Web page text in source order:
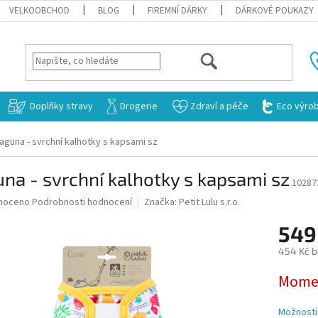
VELKOOBCHOD BLOG FIREMNÍ DÁRKY DÁRKOVÉ POUKAZY
HLEDAT
Doplňky stravy Drogerie Zdraví a péče Eco
- svrchní kalhotky s kapsami sz
- svrchní kalhotky s kapsami sz
Podrobnosti hodnocení Značka: Petit Lulu s.r.o.
454 Kč
cena: